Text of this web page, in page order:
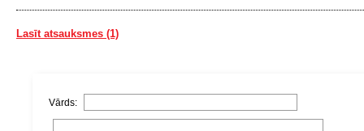
Lasīt atsauksmes (1)
Vārds: